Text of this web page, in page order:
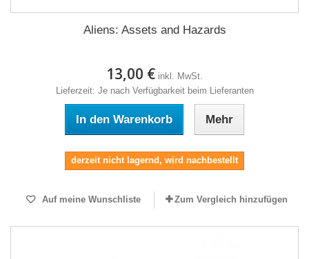
Aliens: Assets and Hazards
13,00 € inkl. MwSt.
Lieferzeit: Je nach Verfügbarkeit beim Lieferanten
In den Warenkorb Mehr
derzeit nicht lagernd, wird nachbestellt
Auf meine Wunschliste Zum Vergleich hinzufügen